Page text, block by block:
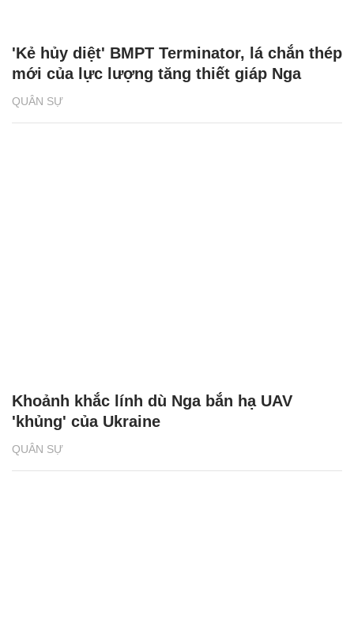
QUÂN SỰ
'Kẻ hủy diệt' BMPT Terminator, lá chắn thép
mới của lực lượng tăng thiết giáp Nga
QUÂN SỰ
Khoảnh khắc lính dù Nga bắn hạ UAV
'khủng' của Ukraine